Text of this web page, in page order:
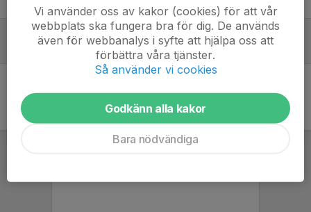
9 Reasons your kid (and you) should start skating
21 maj 2020
Vi använder oss av kakor (cookies) för att vår
webbplats ska fungera bra för dig. De används
även för webbanalys i syfte att hjälpa oss att
förbättra våra tjänster.
Så använder vi cookies
Godkänn alla kakor
Bara nödvändiga